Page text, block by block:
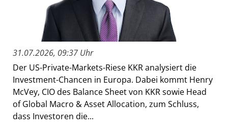
31.07.2026, 09:37 Uhr
Der US-Private-Markets-Riese KKR analysiert die
Investment-Chancen in Europa. Dabei kommt Henry
McVey, CIO des Balance Sheet von KKR sowie Head
of Global Macro & Asset Allocation, zum Schluss,
dass Investoren die...